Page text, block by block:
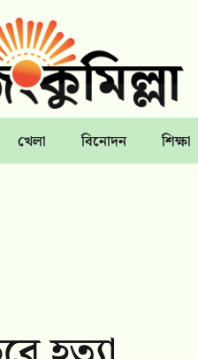
খেলা বিনোদন শিক্ষা